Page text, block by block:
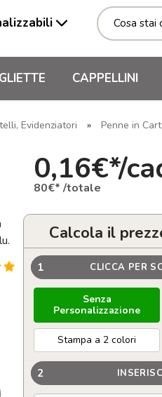
CAPPELLINI
Evidenziatori » Penne in
0,16€*/
80€* /totale
Calcola il
1 CLICCA PER
Senza
Personalizzazione
Stampa a 2 colori
2